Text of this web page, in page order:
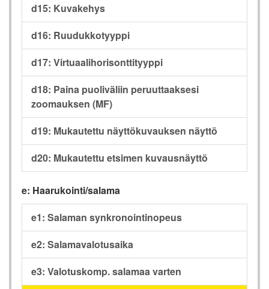
d15: Kuvakehys
d16: Ruudukkotyyppi
d17: Virtuaalihorisonttityyppi
d18: Paina puoliväliin peruuttaaksesi
zoomauksen (MF)
d19: Mukautettu näyttökuvauksen näyttö
d20: Mukautettu etsimen kuvausnäyttö
e: Haarukointi/salama
e1: Salaman synkronointinopeus
e2: Salamavalotusaika
e3: Valotuskomp. salamaa varten